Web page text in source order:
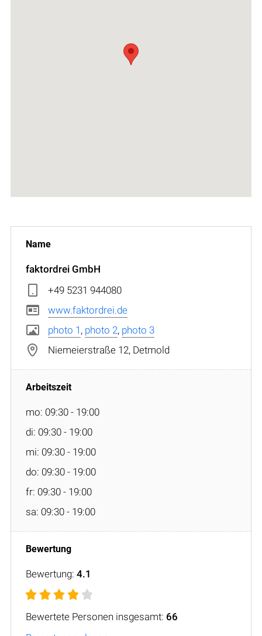
faktordrei GmbH
+49 5231 944080
www.faktordrei.de
photo 1 , photo 2, photo 3
Niemeierstraße 12, Detmold
mo: 09:30 - 19:00
di: 09:30 - 19:00
mi: 09:30 - 19:00
do: 09:30 - 19:00
fr: 09:30 - 19:00
sa: 09:30 - 19:00
Bewertung: 4.1
Bewertete Personen insgesamt: 66